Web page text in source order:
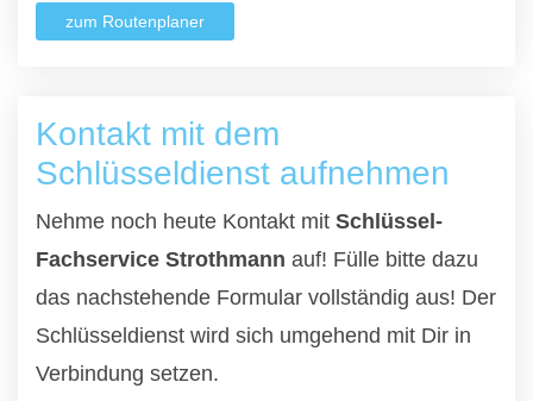
zum Routenplaner
Kontakt mit dem
Schlüsseldienst aufnehmen
Nehme noch heute Kontakt mit Schlüssel-
Fachservice Strothmann auf! Fülle bitte dazu
das nachstehende Formular vollständig aus! Der
Schlüsseldienst wird sich umgehend mit Dir in
Verbindung setzen.